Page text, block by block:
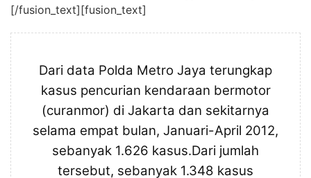
[/fusion_text][fusion_text]
Dari data Polda Metro Jaya terungkap
kasus pencurian kendaraan bermotor
(curanmor) di Jakarta dan sekitarnya
selama empat bulan, Januari-April 2012,
sebanyak 1.626 kasus.Dari jumlah
tersebut, sebanyak 1.348 kasus